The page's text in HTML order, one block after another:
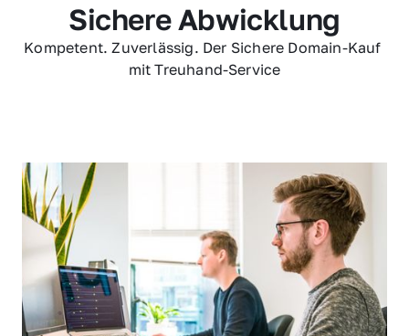
Sichere Abwicklung
Kompetent. Zuverlässig. Der Sichere Domain-Kauf
mit Treuhand-Service